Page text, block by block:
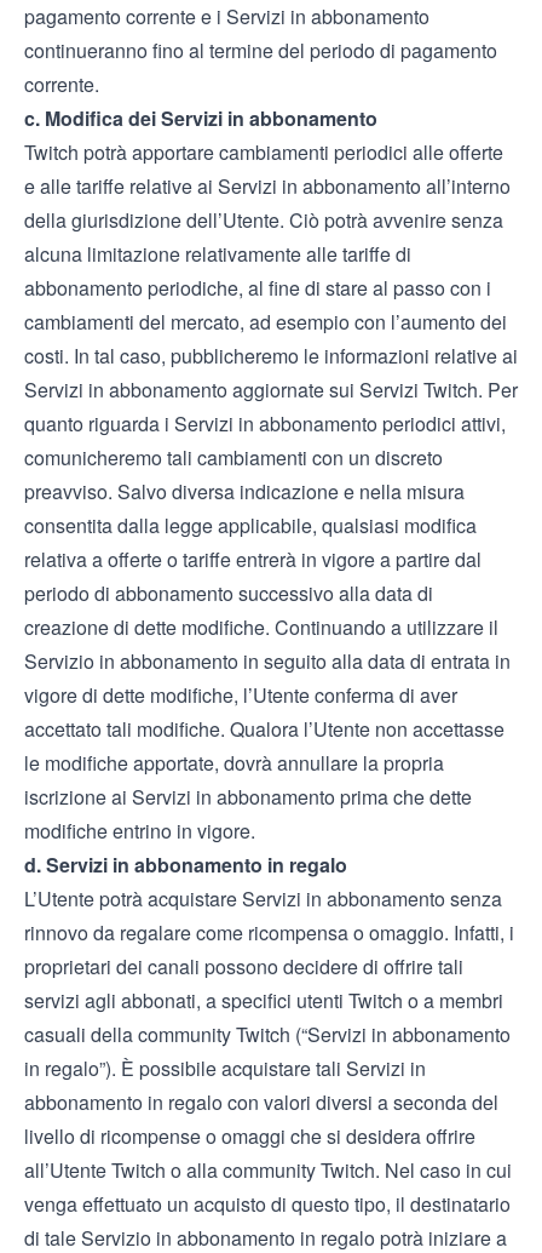
pagamento corrente e i Servizi in abbonamento
continueranno fino al termine del periodo di pagamento
corrente.
c. Modifica dei Servizi in abbonamento
Twitch potrà apportare cambiamenti periodici alle offerte
e alle tariffe relative ai Servizi in abbonamento all’interno
della giurisdizione dell’Utente. Ciò potrà avvenire senza
alcuna limitazione relativamente alle tariffe di
abbonamento periodiche, al fine di stare al passo con i
cambiamenti del mercato, ad esempio con l’aumento dei
costi. In tal caso, pubblicheremo le informazioni relative ai
Servizi in abbonamento aggiornate sui Servizi Twitch. Per
quanto riguarda i Servizi in abbonamento periodici attivi,
comunicheremo tali cambiamenti con un discreto
preavviso. Salvo diversa indicazione e nella misura
consentita dalla legge applicabile, qualsiasi modifica
relativa a offerte o tariffe entrerà in vigore a partire dal
periodo di abbonamento successivo alla data di
creazione di dette modifiche. Continuando a utilizzare il
Servizio in abbonamento in seguito alla data di entrata in
vigore di dette modifiche, l’Utente conferma di aver
accettato tali modifiche. Qualora l’Utente non accettasse
le modifiche apportate, dovrà annullare la propria
iscrizione ai Servizi in abbonamento prima che dette
modifiche entrino in vigore.
d. Servizi in abbonamento in regalo
L’Utente potrà acquistare Servizi in abbonamento senza
rinnovo da regalare come ricompensa o omaggio. Infatti, i
proprietari dei canali possono decidere di offrire tali
servizi agli abbonati, a specifici utenti Twitch o a membri
casuali della community Twitch (“Servizi in abbonamento
in regalo”). È possibile acquistare tali Servizi in
abbonamento in regalo con valori diversi a seconda del
livello di ricompense o omaggi che si desidera offrire
all’Utente Twitch o alla community Twitch. Nel caso in cui
venga effettuato un acquisto di questo tipo, il destinatario
di tale Servizio in abbonamento in regalo potrà iniziare a